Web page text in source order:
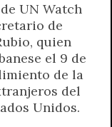
UN Watch
de
quien
el 9 de
de la
del
Unidos.